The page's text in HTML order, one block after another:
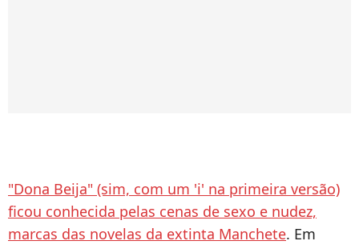
"Dona Beija" (sim, com um 'i' na primeira versão)
ficou conhecida pelas cenas de sexo e nudez,
marcas das novelas da extinta Manchete. Em